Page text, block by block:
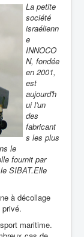
La petite
société
israélienn
e
INNOCO
N, fondée
en 2001,
est
aujourd'h
ui l'un
des
fabricant
s les plus
le
fournit par
SIBAT.Elle
à décollage
maritime.